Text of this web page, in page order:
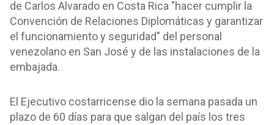
de Carlos Alvarado en Costa Rica "hacer cumplir la
Convención de Relaciones Diplomáticas y garantizar
el funcionamiento y seguridad" del personal
venezolano en San José y de las instalaciones de la
embajada.
El Ejecutivo costarricense dio la semana pasada un
plazo de 60 días para que salgan del país los tres